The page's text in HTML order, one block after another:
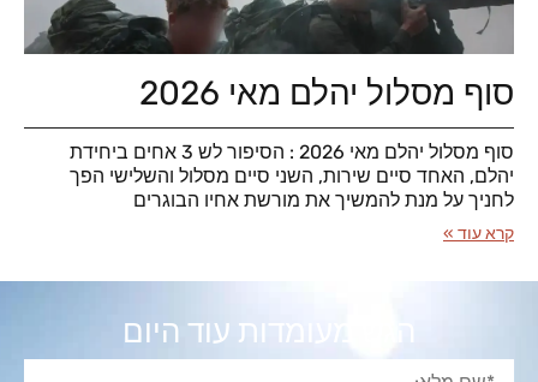
סוף מסלול יהלם מאי 2026
סוף מסלול יהלם מאי 2026 : הסיפור לש 3 אחים ביחידת
יהלם, האחד סיים שירות, השני סיים מסלול והשלישי הפך
לחניך על מנת להמשיך את מורשת אחיו הבוגרים
קרא עוד »
הגש מעומדות עוד היום